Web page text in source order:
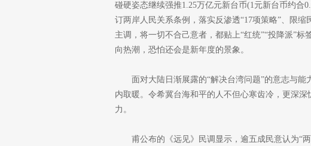
碰硬姿态继续强推1.25万亿元新台币(1元新台币约
订两岸人民关系条例，落实反渗透“17项策略”、限
主调，将一切不合己意者，都贴上“红统”“投降派”
向热潮，恐怕还会是新年度的景象。
面对大陆日渐展露的“解决台湾问题”的意志与
内取暖。令希冀台海和平的人不但心寒齿冷，更深
力。
甫公布的《远见》民调显示，逾五成民意认为“